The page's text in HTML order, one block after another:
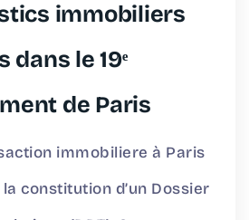
immobiliers
le 19ᵉ
de Paris
immobiliere à Paris
constitution d’un Dossier